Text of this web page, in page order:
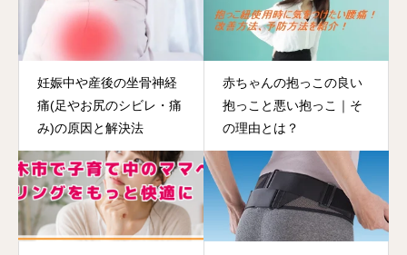
妊娠中や産後の坐骨神経
痛(足やお尻のシビレ・痛
み)の原因と解決法
赤ちゃんの抱っこの良い
抱っこと悪い抱っこ｜そ
の理由とは？